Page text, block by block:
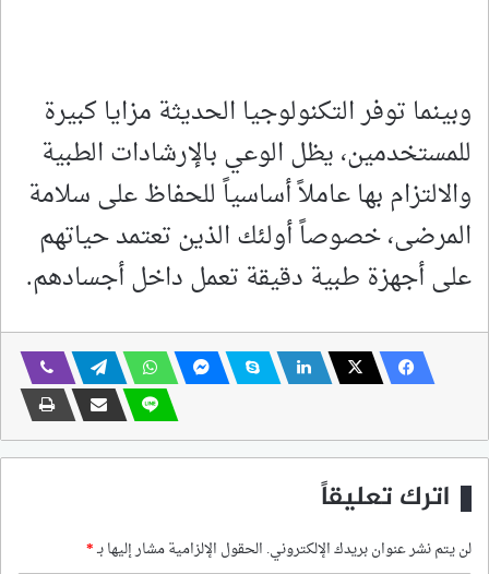
وبينما توفر التكنولوجيا الحديثة مزايا كبيرة
للمستخدمين، يظل الوعي بالإرشادات الطبية
والالتزام بها عاملاً أساسياً للحفاظ على سلامة
المرضى، خصوصاً أولئك الذين تعتمد حياتهم
على أجهزة طبية دقيقة تعمل داخل أجسادهم.
اترك تعليقاً
لن يتم نشر عنوان بريدك الإلكتروني. الحقول الإلزامية مشار إليها بـ*